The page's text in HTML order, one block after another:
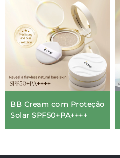
BB Cream com Proteção
Solar SPF50+PA++++